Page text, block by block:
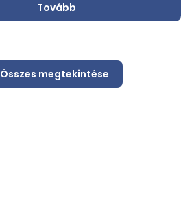
Tovább
Összes megtekintése